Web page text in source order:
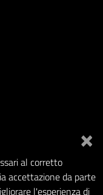
×
al corretto
accettazione da parte
l'esperienza di